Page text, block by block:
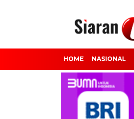
HOME NASIONAL